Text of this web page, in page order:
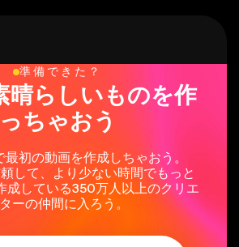
晴らしいものを作
ちゃおう
して、より少ない時間でもっと
成している350万人以上のクリエ
ーの仲間に入ろう。